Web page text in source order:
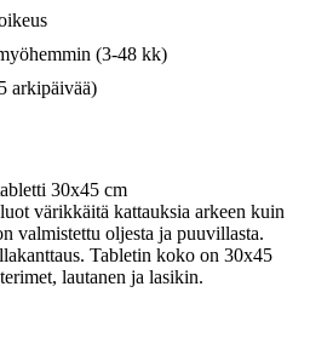
(3-48 kk)
arkipäivää)
30x45 cm
värikkäitä kattauksia arkeen kuin
valmistettu oljesta ja puuvillasta.
Tabletin koko on 30x45
lautanen ja lasikin.